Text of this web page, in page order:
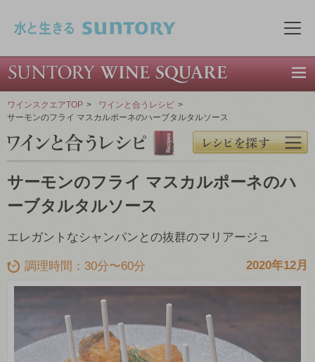
メ
ワインスクエアTOP > ワインと合うレシピ >
サーモンのフライ マスカルポーネのハーブタルタルソース
サーモンのフライ マスカルポーネのハ
ーブタルタルソース
エレガントなシャンパンとの抜群のマリアージュ
調理時間：30分〜60分 2020年12月